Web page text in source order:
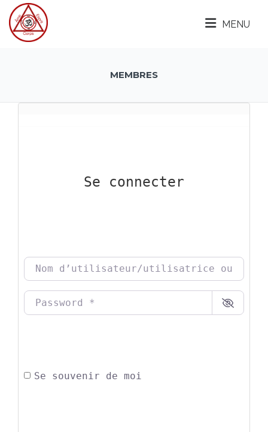
MENU
MEMBRES
Se connecter
Nom d’utilisateur/utilisatrice ou e-mail
Password *
Se souvenir de moi